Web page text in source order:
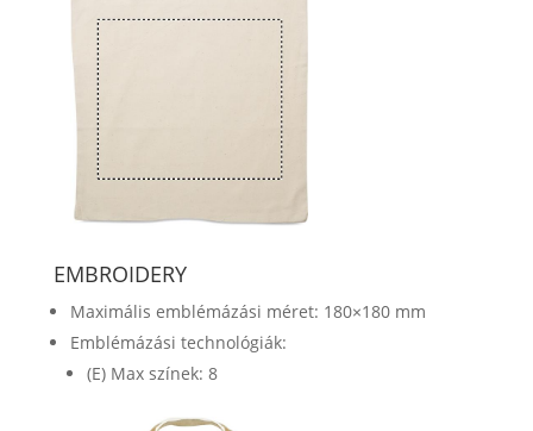
EMBROIDERY
Maximális emblémázási méret: 180×180 mm
Emblémázási technológiák:
(E) Max színek: 8